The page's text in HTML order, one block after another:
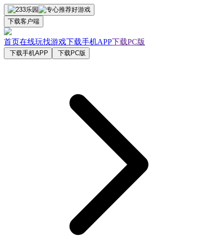
下载客户端
首页在线玩找游戏下载手机APP下载PC版
下载手机APP 下载PC版